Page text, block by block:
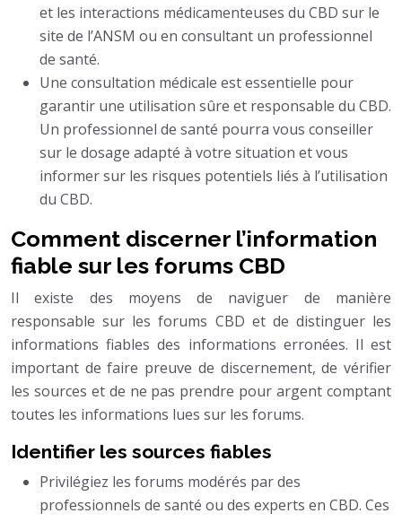
et les interactions médicamenteuses du CBD sur le
site de l’ANSM ou en consultant un professionnel
de santé.
Une consultation médicale est essentielle pour
garantir une utilisation sûre et responsable du CBD.
Un professionnel de santé pourra vous conseiller
sur le dosage adapté à votre situation et vous
informer sur les risques potentiels liés à l’utilisation
du CBD.
Comment discerner l’information
fiable sur les forums CBD
Il existe des moyens de naviguer de manière
responsable sur les forums CBD et de distinguer les
informations fiables des informations erronées. Il est
important de faire preuve de discernement, de vérifier
les sources et de ne pas prendre pour argent comptant
toutes les informations lues sur les forums.
Identifier les sources fiables
Privilégiez les forums modérés par des
professionnels de santé ou des experts en CBD. Ces